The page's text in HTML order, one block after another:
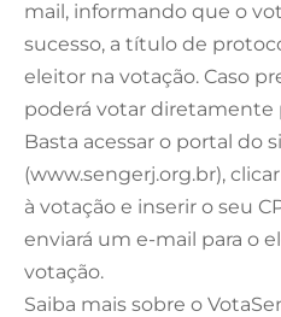
mail, informando que o
sucesso, a título de
eleitor na votação. Caso
poderá votar diretamente
Basta acessar o portal do
(www.sengerj.org.br),
à votação e inserir o seu
enviará um e-mail para o
votação.
Saiba mais sobre o